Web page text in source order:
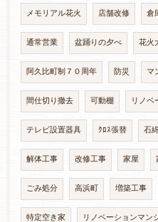
メモリアル花火 店舗改修 倉
通常営業 盆踊りの夕べ 花火
阿久比町制７０周年 防災 マ
間仕切り撤去 可動棚 リノベ
テレビ設置器具 ｸﾛｽ張替 石
解体工事 改修工事 家屋
ごみ処分 高浜町 増築工事
特定空き家 リノベーションマン